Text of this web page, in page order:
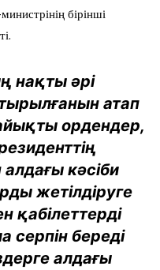
бірінші
нақты әрі
атап
ордендер,
кәсіби
жетілдіруге
қабілеттерді
серпін береді
алдағы